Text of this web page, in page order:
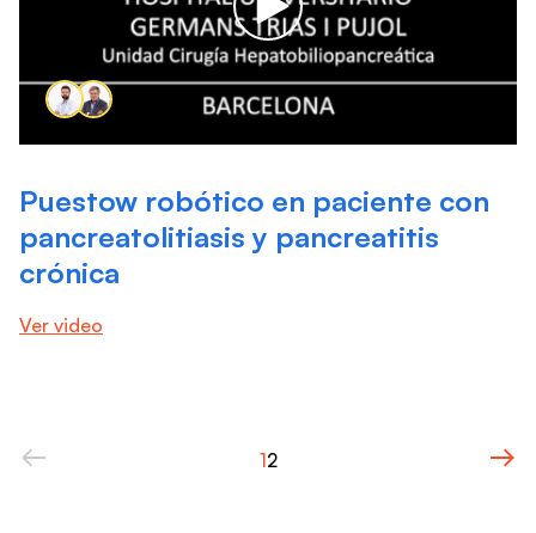
Puestow robótico en paciente con
pancreatolitiasis y pancreatitis
crónica
Ver video
12